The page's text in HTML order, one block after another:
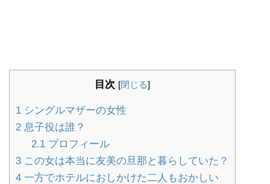
目次 [閉じる]
1 シングルマザーの女性
2 息子役は誰？
2.1プロフィール
3 この女は本当に友美の旦那と暮らしていた？
4 一方でホテルにおしかけた二人もおかしい